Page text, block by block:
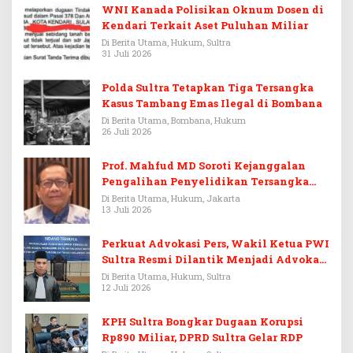
WNI Kanada Polisikan Oknum Dosen di
Kendari Terkait Aset Puluhan Miliar
Di Berita Utama, Hukum, Sultra
31 Juli 2026
Polda Sultra Tetapkan Tiga Tersangka
Kasus Tambang Emas Ilegal di Bombana
Di Berita Utama, Bombana, Hukum
26 Juli 2026
Prof. Mahfud MD Soroti Kejanggalan
Pengalihan Penyelidikan Tersangka
Febrie Adriansyah
Di Berita Utama, Hukum, Jakarta
13 Juli 2026
Perkuat Advokasi Pers, Wakil Ketua PWI
Sultra Resmi Dilantik Menjadi Advokat
PERADI
Di Berita Utama, Hukum, Sultra
12 Juli 2026
KPH Sultra Bongkar Dugaan Korupsi
Rp890 Miliar, DPRD Sultra Gelar RDP